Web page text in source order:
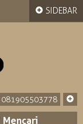
+
081905503778
Mencari
+ SIDEBAR